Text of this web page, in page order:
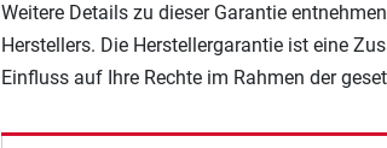
Weitere Details zu dieser Garantie
Herstellers. Die Herstellergarantie ist eine
Einfluss auf Ihre Rechte im Rahmen der